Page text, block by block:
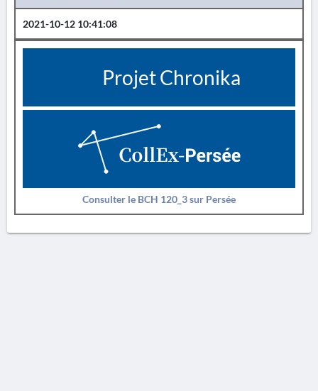
2021-10-12 10:41:08
Projet Chronika
Consulter le BCH 120_3 sur Persée